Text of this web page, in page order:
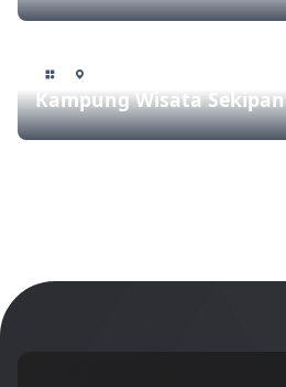
Kampung Wisata Sekipan